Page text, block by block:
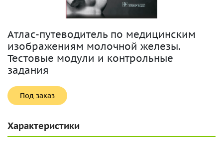
Атлас-путеводитель по медицинским
изображениям молочной железы.
Тестовые модули и контрольные
задания
Под заказ
Характеристики